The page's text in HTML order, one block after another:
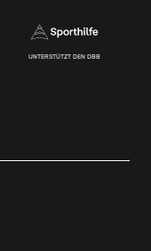
UNTERSTÜTZT DEN DBB